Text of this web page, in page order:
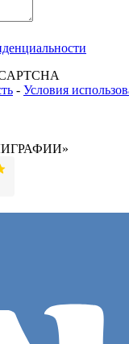
- Условия